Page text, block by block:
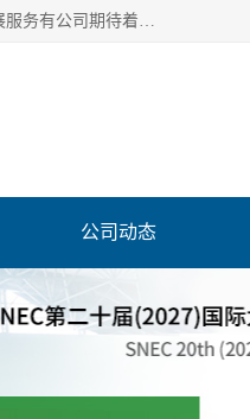
上海椿生会展服务有公司，上海SNEC光伏及储能展/墨西哥光伏及储能展、印尼光伏及储能展。上海椿生会展服务有公司期待着相关业者聚首我们的新能源平台，从产业的视野、以问题为导向，一起把脉中国、亚洲及世界太阳能光伏及储能市场。
公司动态